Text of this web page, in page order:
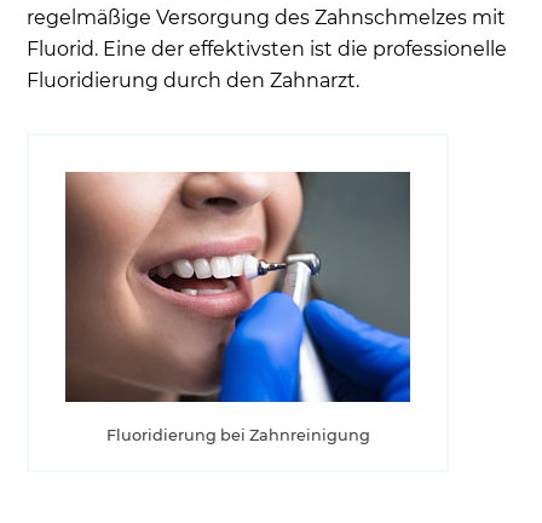
regelmäßige Versorgung des Zahnschmelzes mit
Fluorid. Eine der effektivsten ist die professionelle
Fluoridierung durch den Zahnarzt.
Fluoridierung bei Zahnreinigung